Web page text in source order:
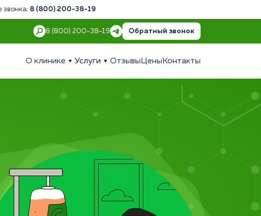
звонка: 8 (800) 200-38-19
8 (800) 200-38-19 Обратный звонок
О клинике Услуги Отзывы Цены Контакты